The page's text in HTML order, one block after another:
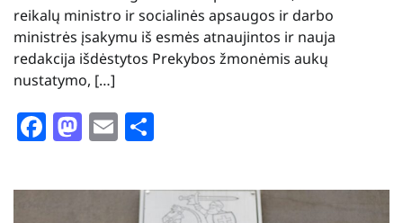
reikalų ministro ir socialinės apsaugos ir darbo
ministrės įsakymu iš esmės atnaujintos ir nauja
redakcija išdėstytos Prekybos žmonėmis aukų
nustatymo, […]
Facebook
Mastodon
Email